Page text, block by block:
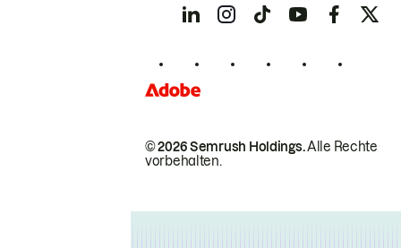
© 2026 Semrush Holdings.Alle Rechte
vorbehalten.